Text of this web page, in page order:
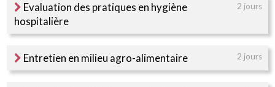
Evaluation des pratiques en hygiène
hospitalière
2 jours
Entretien en milieu agro-alimentaire 2 jours